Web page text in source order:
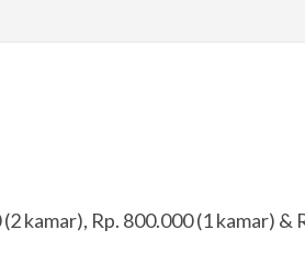
kamar), Rp. 800.000 (1 kamar) &